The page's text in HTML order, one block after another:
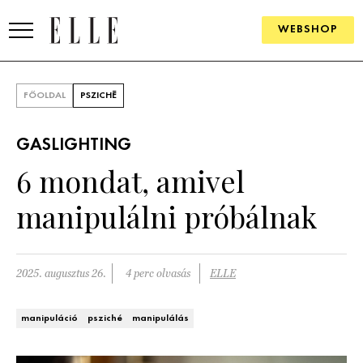
WEBSHOP
SZÉPSÉG
PSZICHÉ
ÉLETMÓD
FŐOLDAL PSZICHÉ
GASLIGHTING
6 mondat, amivel
manipulálni próbálnak
2025. augusztus 26. 4 perc olvasás ELLE
manipuláció psziché manipulálás